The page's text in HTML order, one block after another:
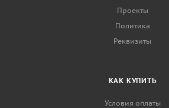
Проекты
Политика
Реквизиты
КАК КУПИТЬ
Условия оплаты